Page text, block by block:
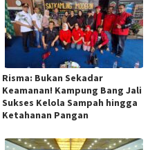
Risma: Bukan Sekadar
Keamanan! Kampung Bang Jali
Sukses Kelola Sampah hingga
Ketahanan Pangan